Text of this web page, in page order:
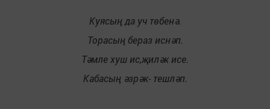
Куясың да уч төбенә.
Торасың бераз иснәп.
Тәмле хуш ис,җиләк исе.
Кабасың әзрәк- тешләп.